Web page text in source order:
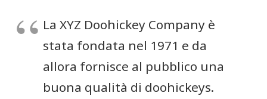
La XYZ Doohickey Company è
stata fondata nel 1971 e da
allora fornisce al pubblico una
buona qualità di doohickeys.